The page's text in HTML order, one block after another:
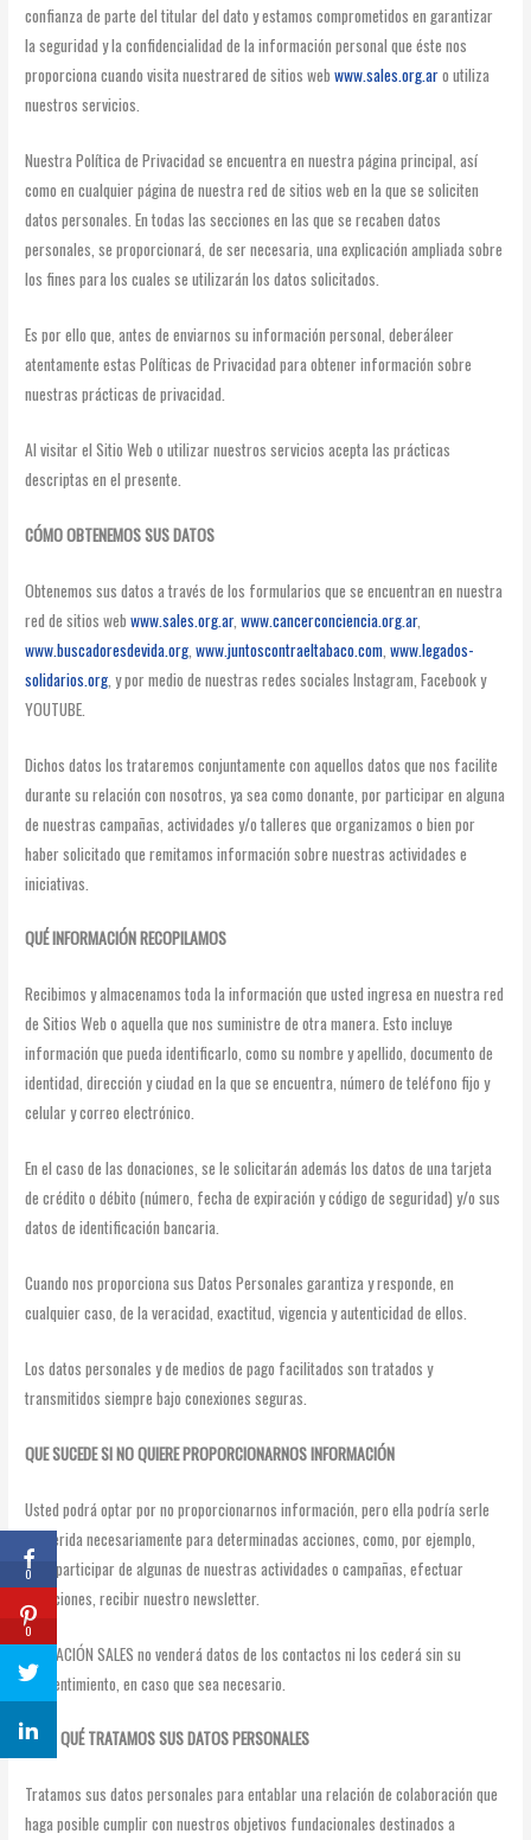
0
0
confianza de parte del titular del dato y estamos comprometidos en garantizar
la seguridad y la confidencialidad de la información personal que éste nos
proporciona cuando visita nuestrared de sitios webwww.sales.org.aro utiliza
nuestros servicios.
Nuestra Política de Privacidad se encuentra en nuestra página principal, así
como en cualquier página de nuestra red de sitios web en la que se soliciten
datos personales. En todas las secciones en las que se recaben datos
personales, se proporcionará, de ser necesaria, una explicación ampliada sobre
los fines para los cuales se utilizarán los datos solicitados.
Es por ello que, antes de enviarnos su información personal, deberáleer
atentamente estas Políticas de Privacidad para obtener información sobre
nuestras prácticas de privacidad.
Al visitar el Sitio Web o utilizar nuestros servicios acepta las prácticas
descriptas en el presente.
CÓMO OBTENEMOS SUS DATOS
Obtenemos sus datos a través de los formularios que se encuentran en nuestra
red de sitios webwww.sales.org.ar,www.cancerconciencia.org.ar,
www.buscadoresdevida.org ,www.juntoscontraeltabaco.com ,www.legados-
solidarios.org , y por medio de nuestras redes sociales Instagram, Facebook y
YOUTUBE.
Dichos datos los trataremos conjuntamente con aquellos datos que nos facilite
durante su relación con nosotros, ya sea como donante, por participar en alguna
de nuestras campañas, actividades y/o talleres que organizamos o bien por
haber solicitado que remitamos información sobre nuestras actividades e
iniciativas.
QUÉ INFORMACIÓN RECOPILAMOS
Recibimos y almacenamos toda la información que usted ingresa en nuestra red
de Sitios Web o aquella que nos suministre de otra manera. Esto incluye
información que pueda identificarlo, como su nombre y apellido, documento de
identidad, dirección y ciudad en la que se encuentra, número de teléfono fijo y
celular y correo electrónico.
En el caso de las donaciones, se le solicitarán además los datos de una tarjeta
de crédito o débito (número, fecha de expiración y código de seguridad) y/o sus
datos de identificación bancaria.
Cuando nos proporciona sus Datos Personales garantiza y responde, en
cualquier caso, de la veracidad, exactitud, vigencia y autenticidad de ellos.
Los datos personales y de medios de pago facilitados son tratados y
transmitidos siempre bajo conexiones seguras.
QUE SUCEDE SI NO QUIERE PROPORCIONARNOS INFORMACIÓN
Usted podrá optar por no proporcionarnos información, pero ella podría serle
requerida necesariamente para determinadas acciones, como, por ejemplo,
para participar de algunas de nuestras actividades o campañas, efectuar
donaciones, recibir nuestro newsletter.
FUNDACIÓN SALES no venderá datos de los contactos ni los cederá sin su
consentimiento, en caso que sea necesario.
PARA QUÉ TRATAMOS SUS DATOS PERSONALES
Tratamos sus datos personales para entablar una relación de colaboración que
haga posible cumplir con nuestros objetivos fundacionales destinados a